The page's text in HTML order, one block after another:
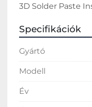
3D Solder Paste
Specifikációk
Gyártó
Modell
Év